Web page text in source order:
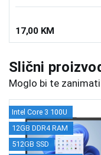
17,00 KM
Slični
Moglo bi te
Intel Core 3 100U
12GB DDR4 RAM
512GB SSD